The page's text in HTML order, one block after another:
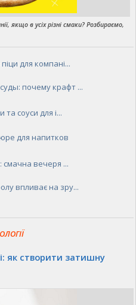
якщо в усіх різні смаки? Розбираємо,
для компані...
почему крафт ...
та соуси для і...
для напитков
смачна вечеря ...
впливає на зру...
як створити затишну